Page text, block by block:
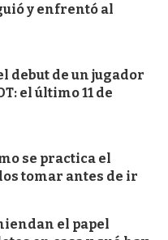
y enfrentó al
debut de un jugador
el último 11 de
se practica el
tomar antes de ir
el papel